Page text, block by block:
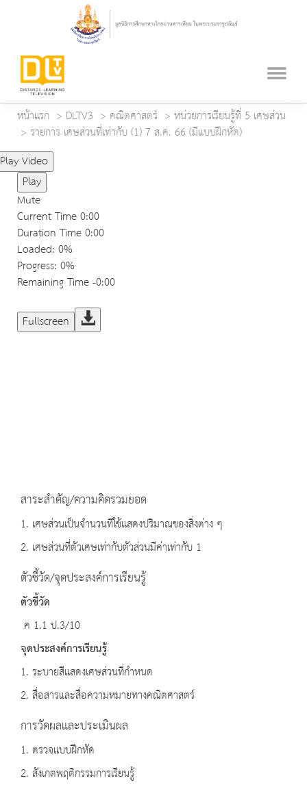
หน้าแรก DLTV3 คณิตศาสตร์
หน่วยการเรียนรู้ที่ 5 เศษส่วน
รายการ เศษส่วนที่เท่ากับ (1) 7 ส.ค. 66 (มีแบบฝึกหัด)
Play Video
Play
Mute
Current Time0:00
Duration Time0:00
Loaded: 0%
Progress: 0%
Remaining Time-0:00
Fullscreen
สาระสำคัญ/ความคิดรวมยอด
1. เศษส่วนเป็นจำนวนที่ใช้แสดงปริมาณของสิ่งต่าง ๆ
2. เศษส่วนที่ตัวเศษเท่ากับตัวส่วนมีค่าเท่ากับ 1
ตัวชี้วัด/จุดประสงค์การเรียนรู้
ตัวชี้วัด
ค 1.1 ป.3/10
จุดประสงค์การเรียนรู้
1. ระบายสีแสดงเศษส่วนที่กำหนด
2. สื่อสารและสื่อความหมายทางคณิตศาสตร์
การวัดผลและประเมินผล
1. ตรวจแบบฝึกหัด
2. สังเกตพฤติกรรมการเรียนรู้